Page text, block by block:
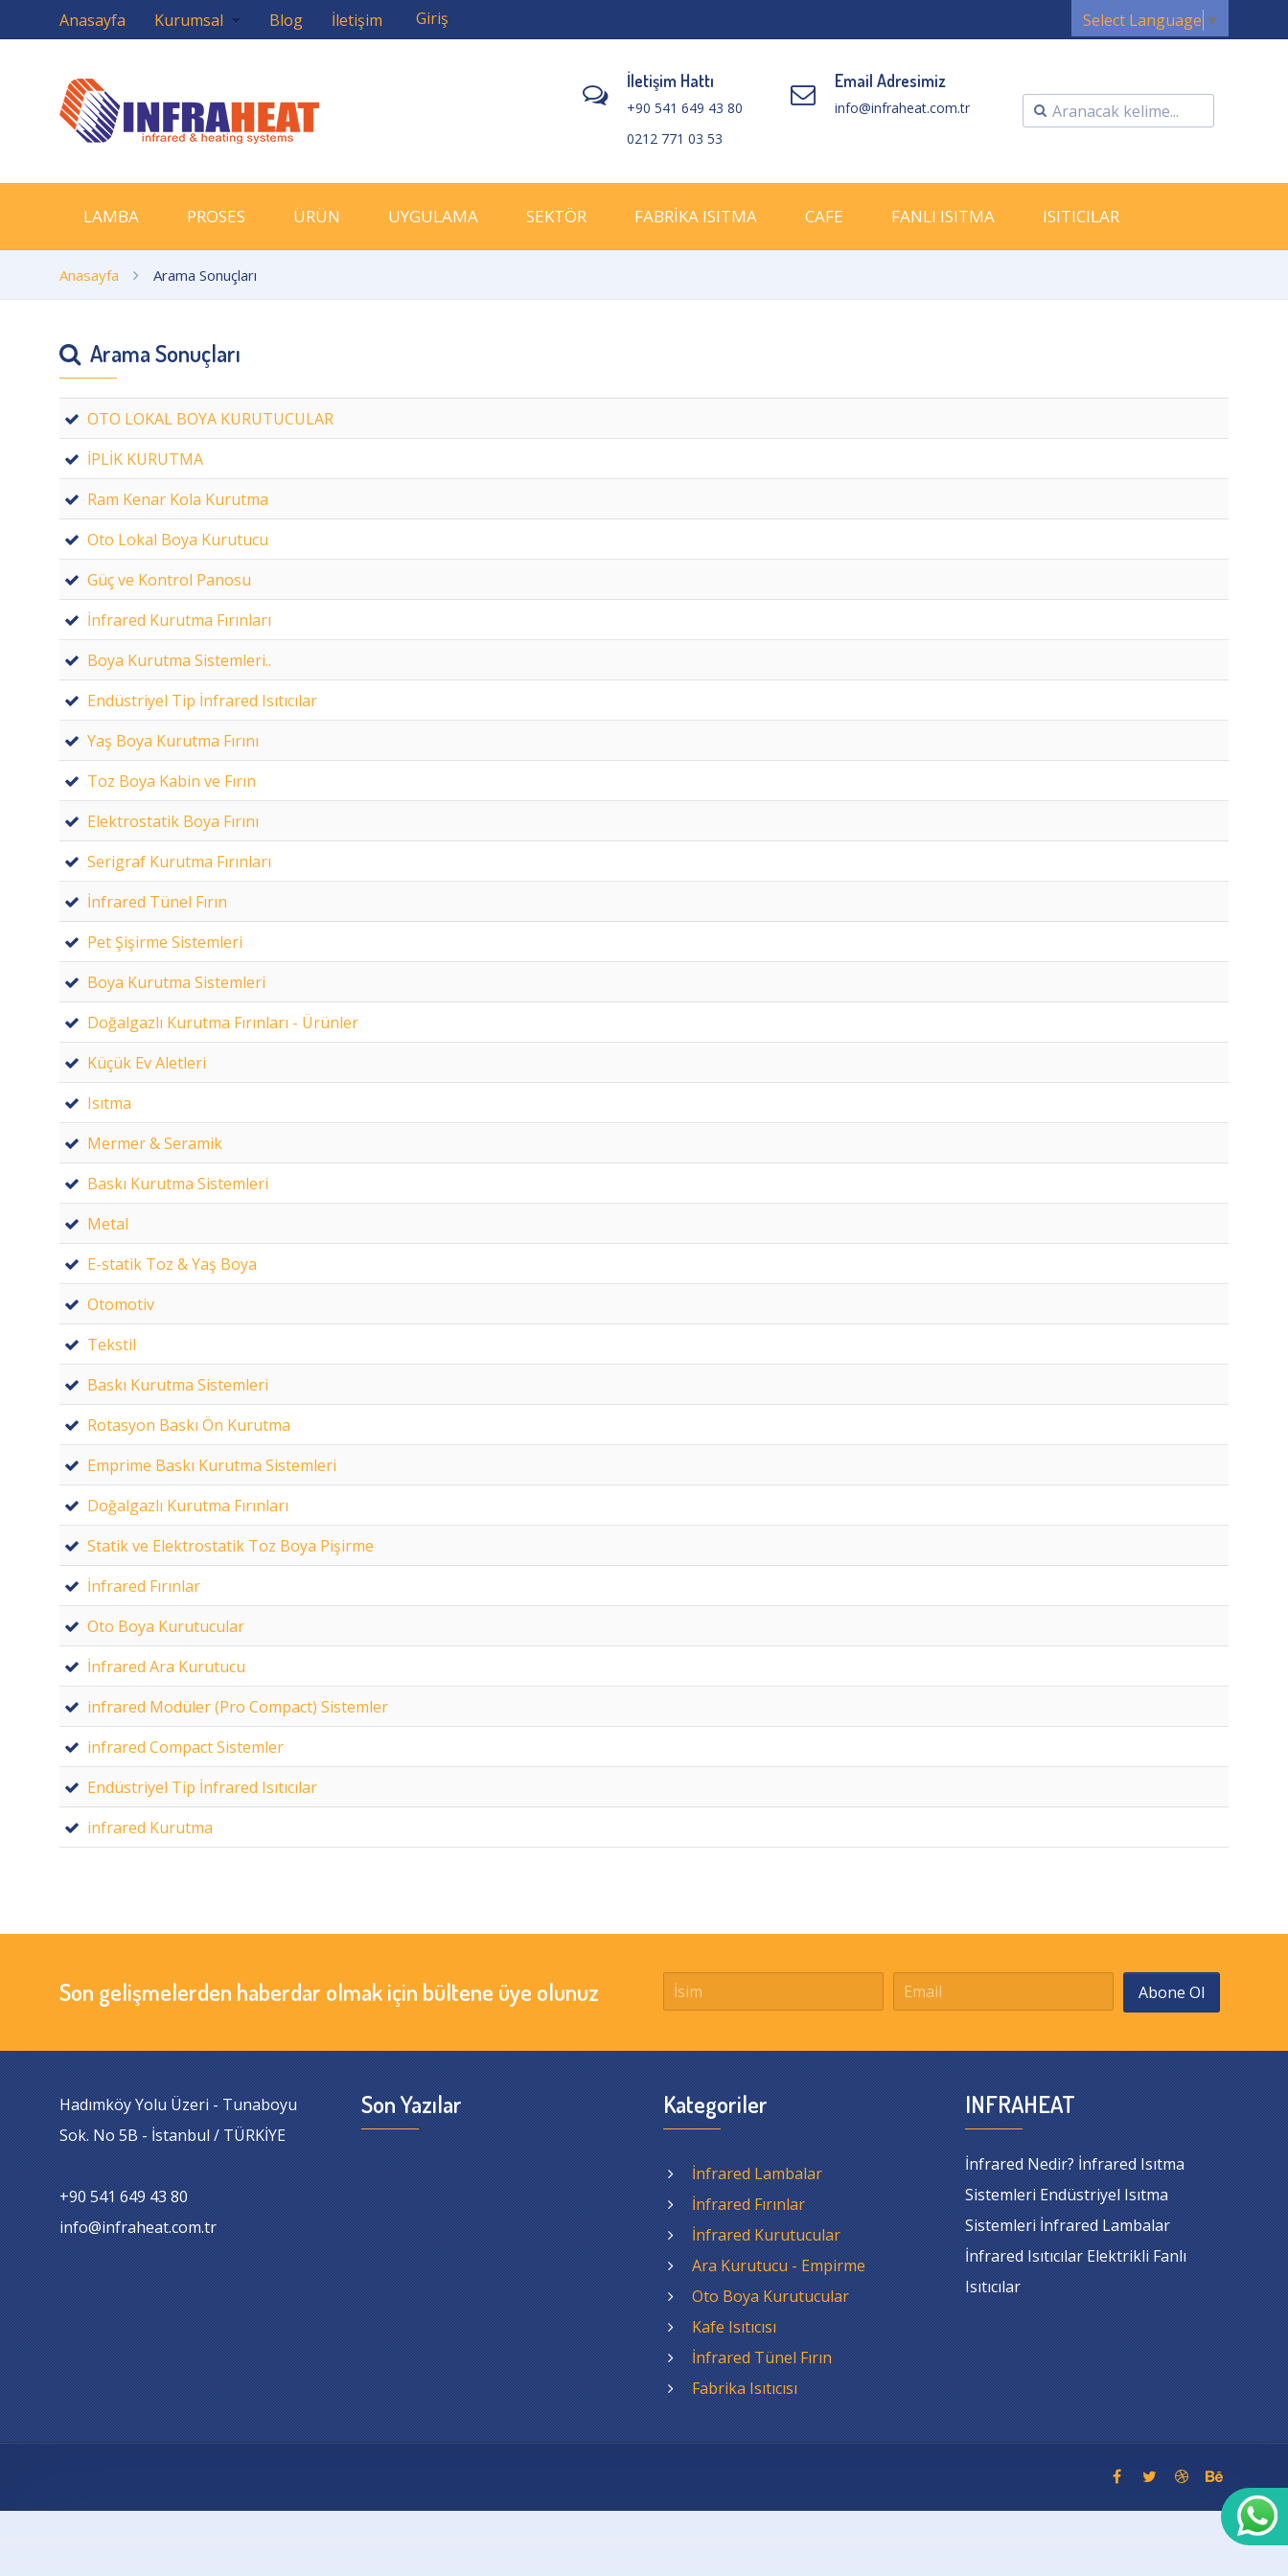
Anasayfa Kurumsal Blog İletişim Giriş Select Language ▼
İletişim Hattı
+90 541 649 43 80
0212 771 03 53
Email Adresimiz
info@infraheat.com.tr
LAMBA PROSES ÜRÜN UYGULAMA SEKTÖR FABRİKA ISITMA CAFE FANLI ISITMA ISITICILAR
Anasayfa Arama Sonuçları
Arama Sonuçları
OTO LOKAL BOYA KURUTUCULAR
İPLİK KURUTMA
Ram Kenar Kola Kurutma
Oto Lokal Boya Kurutucu
Güç ve Kontrol Panosu
İnfrared Kurutma Fırınları
Boya Kurutma Sistemleri..
Endüstriyel Tip İnfrared Isıtıcılar
Yaş Boya Kurutma Fırını
Toz Boya Kabin ve Fırın
Elektrostatik Boya Fırını
Serigraf Kurutma Fırınları
İnfrared Tünel Fırın
Pet Şişirme Sistemleri
Boya Kurutma Sistemleri
Doğalgazlı Kurutma Fırınları - Ürünler
Küçük Ev Aletleri
Isıtma
Mermer & Seramik
Baskı Kurutma Sistemleri
Metal
E-statik Toz & Yaş Boya
Otomotiv
Tekstil
Baskı Kurutma Sistemleri
Rotasyon Baskı Ön Kurutma
Emprime Baskı Kurutma Sistemleri
Doğalgazlı Kurutma Fırınları
Statik ve Elektrostatik Toz Boya Pişirme
İnfrared Fırınlar
Oto Boya Kurutucular
İnfrared Ara Kurutucu
infrared Modüler (Pro Compact) Sistemler
infrared Compact Sistemler
Endüstriyel Tip İnfrared Isıtıcılar
infrared Kurutma
Son gelişmelerden haberdar olmak için bültene üye olunuz Abone Ol
Hadımköy Yolu Üzeri - Tunaboyu
Sok. No 5B - İstanbul / TÜRKİYE
+90 541 649 43 80
info@infraheat.com.tr
Son Yazılar Kategoriler
İnfrared Lambalar
İnfrared Fırınlar
İnfrared Kurutucular
Ara Kurutucu - Empirme
Oto Boya Kurutucular
Kafe Isıtıcısı
İnfrared Tünel Fırın
Fabrika Isıtıcısı
INFRAHEAT
İnfrared Nedir? İnfrared Isıtma
Sistemleri Endüstriyel Isıtma
Sistemleri İnfrared Lambalar
İnfrared Isıtıcılar Elektrikli Fanlı
Isıtıcılar